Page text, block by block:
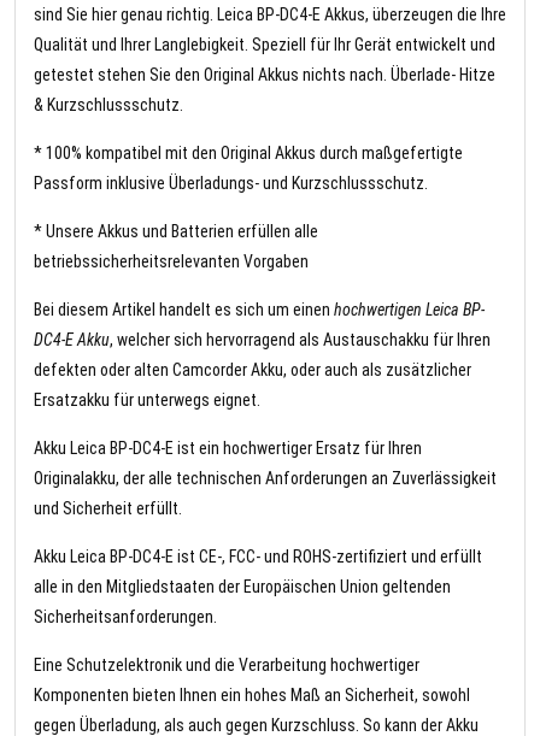
sind Sie hier genau richtig. Leica BP-DC4-E Akkus, überzeugen die Ihre
Qualität und Ihrer Langlebigkeit. Speziell für Ihr Gerät entwickelt und
getestet stehen Sie den Original Akkus nichts nach. Überlade- Hitze
& Kurzschlussschutz.
* 100% kompatibel mit den Original Akkus durch maßgefertigte
Passform inklusive Überladungs- und Kurzschlussschutz.
* Unsere Akkus und Batterien erfüllen alle
betriebssicherheitsrelevanten Vorgaben
Bei diesem Artikel handelt es sich um einen hochwertigen Leica BP-
DC4-E Akku, welcher sich hervorragend als Austauschakku für Ihren
defekten oder alten Camcorder Akku, oder auch als zusätzlicher
Ersatzakku für unterwegs eignet.
Akku Leica BP-DC4-E ist ein hochwertiger Ersatz für Ihren
Originalakku, der alle technischen Anforderungen an Zuverlässigkeit
und Sicherheit erfüllt.
Akku Leica BP-DC4-E ist CE-, FCC- und ROHS-zertifiziert und erfüllt
alle in den Mitgliedstaaten der Europäischen Union geltenden
Sicherheitsanforderungen.
Eine Schutzelektronik und die Verarbeitung hochwertiger
Komponenten bieten Ihnen ein hohes Maß an Sicherheit, sowohl
gegen Überladung, als auch gegen Kurzschluss. So kann der Akku